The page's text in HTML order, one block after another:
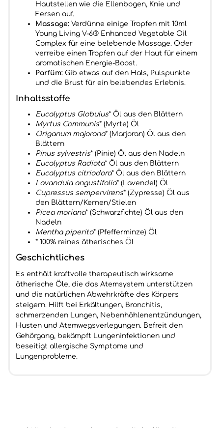
Hautstellen wie die Ellenbogen, Knie und
Fersen auf.
Massage:Verdünne einige Tropfen mit 10ml
Young Living V-6® Enhanced Vegetable Oil
Complex für eine belebende Massage. Oder
verreibe einen Tropfen auf der Haut für einem
aromatischen Energie-Boost.
Parfüm:Gib etwas auf den Hals, Pulspunkte
und die Brust für ein belebendes Erlebnis.
Inhaltsstoffe
Eucalyptus Globulus* Öl aus den Blättern
Myrtus Communis* (Myrte) Öl
Origanum majorana* (Marjoran) Öl aus den
Blättern
Pinus sylvestris* (Pinie) Öl aus den Nadeln
Eucalyptus Radiata* Öl aus den Blättern
Eucalyptus citriodora* Öl aus den Blättern
Lavandula angustifolia* (Lavendel) Öl
Cupressus sempervirens* (Zypresse) Öl aus
den Blättern/Kernen/Stielen
Picea mariana* (Schwarzfichte) Öl aus den
Nadeln
Mentha piperita* (Pfefferminze) Öl
* 100% reines ätherisches Öl
Geschichtliches
Es enthält kraftvolle therapeutisch wirksame
ätherische Öle, die das Atemsystem unterstützen
und die natürlichen Abwehrkräfte des Körpers
steigern. Hilft bei Erkältungen, Bronchitis,
schmerzenden Lungen, Nebenhöhlenentzündungen,
Husten und Atemwegsverlegungen. Befreit den
Gehörgang, bekämpft Lungeninfektionen und
beseitigt allergische Symptome und
Lungenprobleme.